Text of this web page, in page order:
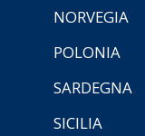
NORVEGIA
POLONIA
SARDEGNA
SICILIA